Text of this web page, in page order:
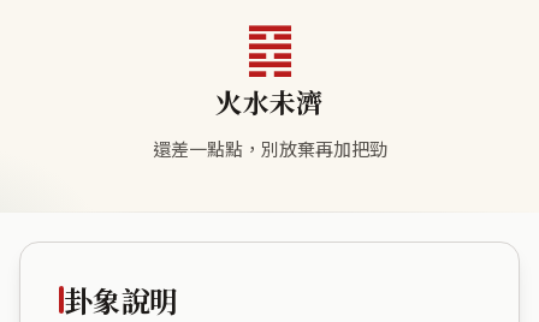
䷿
火水未濟
還差一點點，別放棄再加把勁
卦象說明